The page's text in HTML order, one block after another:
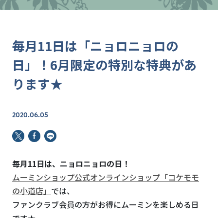
毎月11日は「ニョロニョロの
日」！6月限定の特別な特典があ
ります★
2020.06.05
毎月11日は、ニョロニョロの日！
ムーミンショップ公式オンラインショップ「コケモモ
の小道店」 では、
ファンクラブ会員の方がお得にムーミンを楽しめる日